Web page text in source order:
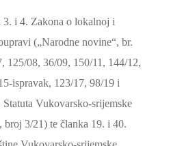
3. i 4. Zakona o lokalnoj i
(„Narodne novine“, br.
125/08, 36/09, 150/11, 144/12,
ispravak, 123/17, 98/19 i
Vukovarsko-srijemske
broj 3/21) te članka 19. i 40.